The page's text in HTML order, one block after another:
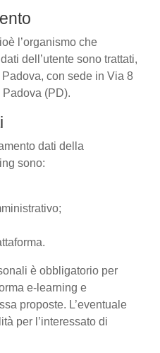
l’organismo che
dell’utente sono trattati,
con sede in Via 8
(PD).
dati della
sono:
è obbligatorio per
e-learning e
proposte. L’eventuale
per l’interessato di